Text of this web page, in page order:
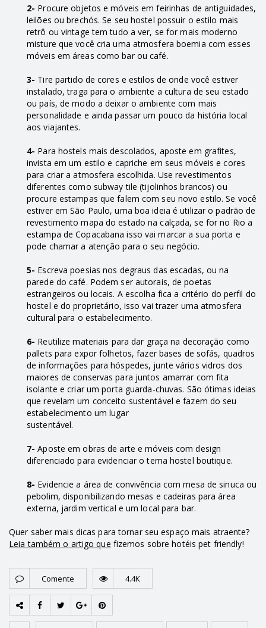
2- Procure objetos e móveis em feirinhas de antiguidades,
leilões ou brechós. Se seu hostel possuir o estilo mais
retrô ou vintage tem tudo a ver, se for mais moderno
misture que você cria uma atmosfera boemia com esses
móveis em áreas como bar ou café.
3- Tire partido de cores e estilos de onde você estiver
instalado, traga para o ambiente a cultura de seu estado
ou país, de modo a deixar o ambiente com mais
personalidade e ainda passar um pouco da história local
aos viajantes.
4- Para hostels mais descolados, aposte em grafites,
invista em um estilo e capriche em seus móveis e cores
para criar a atmosfera escolhida. Use revestimentos
diferentes como subway tile (tijolinhos brancos) ou
procure estampas que falem com seu novo estilo. Se você
estiver em São Paulo, uma boa ideia é utilizar o padrão de
revestimento mapa do estado na calçada, se for no Rio a
estampa de Copacabana isso vai marcar a sua porta e
pode chamar a atenção para o seu negócio.
5- Escreva poesias nos degraus das escadas, ou na
parede do café. Podem ser autorais, de poetas
estrangeiros ou locais. A escolha fica a critério do perfil do
hostel e do proprietário, isso vai trazer uma atmosfera
cultural para o estabelecimento.
6- Reutilize materiais para dar graça na decoração como
pallets para expor folhetos, fazer bases de sofás, quadros
de informações para hóspedes, junte vários vidros dos
maiores de conservas para juntos amarrar com fita
isolante e criar um porta guarda-chuvas. São ótimas ideias
que revelam um conceito sustentável e fazem do seu
estabelecimento um lugar
sustentável.
7-Aposte em obras de arte e móveis com design
diferenciado para evidenciar o tema hostel boutique.
8- Evidencie a área de convivência com mesa de sinuca ou
pebolim, disponibilizando mesas e cadeiras para área
externa, jardim vertical e um local para bar.
Quer saber mais dicas para tornar seu espaço mais atraente?
Leia também o artigo que fizemos sobre hotéis pet friendly!
Comente 4.4K